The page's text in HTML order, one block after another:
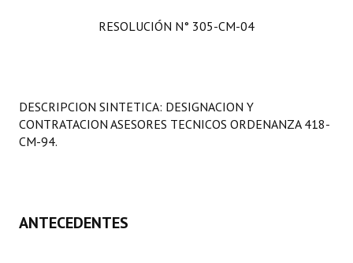
Comisiones Especiales
LEGISLACIÓN
Carta Orgánica 2007
RESOLUCIÓN N° 305-CM-04
DESCRIPCION SINTETICA: DESIGNACION Y
CONTRATACION ASESORES TECNICOS ORDENANZA 418-
CM-94.
ANTECEDENTES